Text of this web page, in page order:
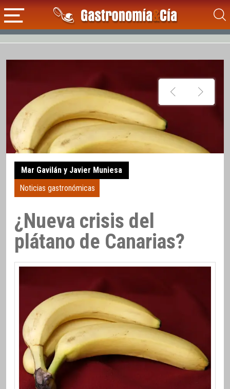
Mar Gavilán y Javier Muniesa
Noticias gastronómicas
¿Nueva crisis del
plátano de Canarias?